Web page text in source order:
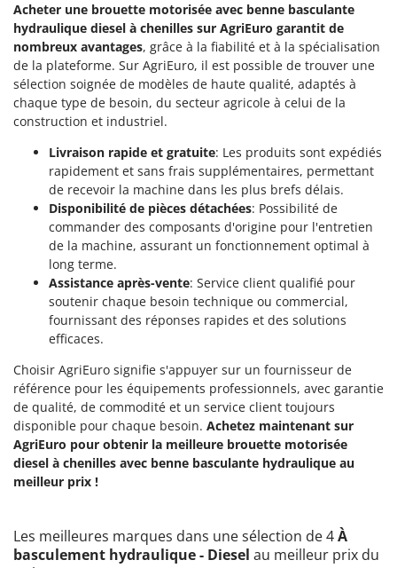
Tineco
Titania
Tornado
Tre Spade
Trev - Abrek - TecnoVIR
Trotec
Troy-Bilt
Udor
Unger
Verdemax
Vesco
Volpi
W
Waldner
Weber
WIDU
Wiper EcoRobot
Wortex
Acheter une brouette motorisée avec benne basculante
hydraulique diesel à chenilles sur AgriEuro garantit de
nombreux avantages, grâce à la fiabilité et à la spécialisation
de la plateforme. Sur AgriEuro, il est possible de trouver une
sélection soignée de modèles de haute qualité, adaptés à
chaque type de besoin, du secteur agricole à celui de la
construction et industriel.
Livraison rapide et gratuite: Les produits sont expédiés
rapidement et sans frais supplémentaires, permettant
de recevoir la machine dans les plus brefs délais.
Disponibilité de pièces détachées: Possibilité de
commander des composants d'origine pour l'entretien
de la machine, assurant un fonctionnement optimal à
long terme.
Assistance après-vente: Service client qualifié pour
soutenir chaque besoin technique ou commercial,
fournissant des réponses rapides et des solutions
efficaces.
Choisir AgriEuro signifie s'appuyer sur un fournisseur de
référence pour les équipements professionnels, avec garantie
de qualité, de commodité et un service client toujours
disponible pour chaque besoin. Achetez maintenant sur
AgriEuro pour obtenir la meilleure brouette motorisée
diesel à chenilles avec benne basculante hydraulique au
meilleur prix !
Les meilleures marques dans une sélection de 4À
basculement hydraulique - Diesel au meilleur prix du